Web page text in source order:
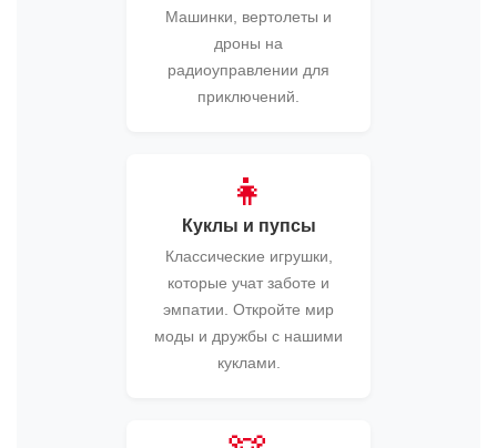
Машинки, вертолеты и
дроны на
радиоуправлении для
приключений.
👧
Куклы и пупсы
Классические игрушки,
которые учат заботе и
эмпатии. Откройте мир
моды и дружбы с нашими
куклами.